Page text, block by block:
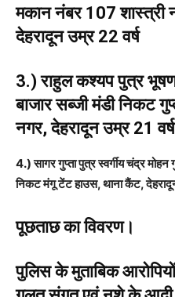
मकान नंबर 107 शास्त्री
देहरादून उम्र 22 वर्ष
3.) राहुल कश्यप पुत्र
बाजार सब्जी मंडी निकट
नगर, देहरादून उम्र 21 वर्ष
4.) सागर गुप्ता पुत्र स्वर्गीय चंद्र मोहन
निकट मंगू टेंट हाउस, थाना कैंट,
पूछताछ का विवरण।
पुलिस के मुताबिक